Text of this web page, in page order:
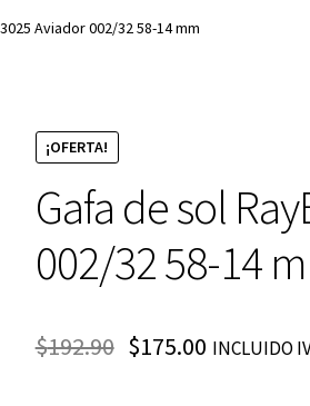
Aviador 002/32 58-14 mm
¡OFERTA!
Gafa de sol
002/32 58-14
$192.90 $175.00 INCLUIDO